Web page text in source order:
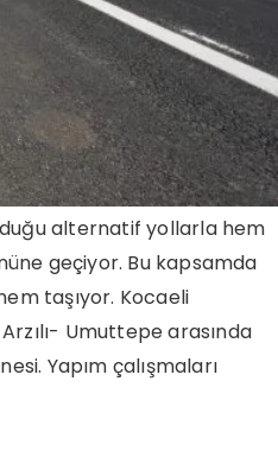
alternatif yollarla hem
geçiyor. Bu kapsamda
taşıyor. Kocaeli
Umuttepe arasında
Yapım çalışmaları